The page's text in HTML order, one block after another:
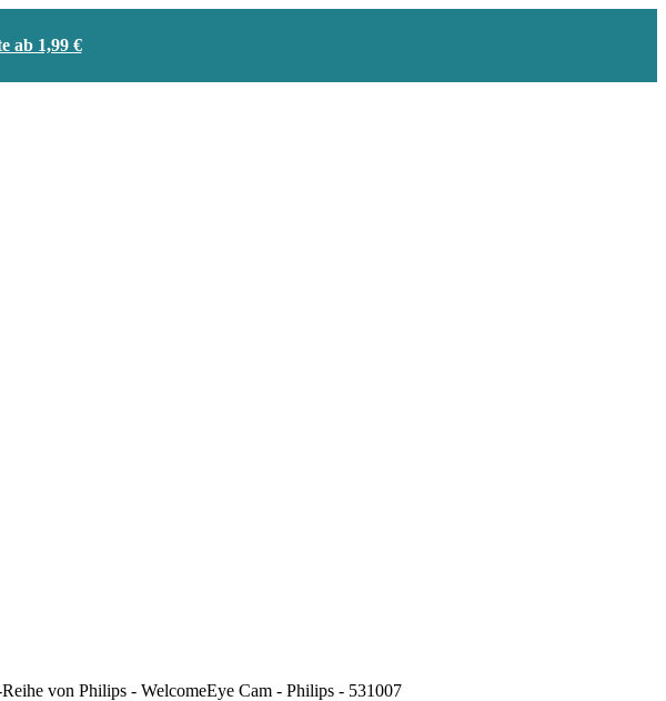
ab 1,99 €
von Philips - WelcomeEye Cam - Philips - 531007